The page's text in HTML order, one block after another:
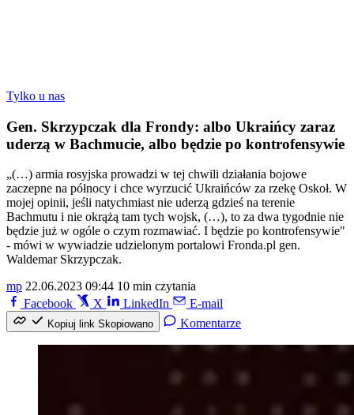
Tylko u nas
Gen. Skrzypczak dla Frondy: albo Ukraińcy zaraz
uderzą w Bachmucie, albo będzie po kontrofensywie
„(…) armia rosyjska prowadzi w tej chwili działania bojowe
zaczepne na północy i chce wyrzucić Ukraińców za rzekę Oskoł. W
mojej opinii, jeśli natychmiast nie uderzą gdzieś na terenie
Bachmutu i nie okrążą tam tych wojsk, (…), to za dwa tygodnie nie
będzie już w ogóle o czym rozmawiać. I będzie po kontrofensywie"
- mówi w wywiadzie udzielonym portalowi Fronda.pl gen.
Waldemar Skrzypczak.
mp 22.06.2023 09:44 10 min czytania
Facebook
X LinkedIn E-mail
Kopiuj link Skopiowano Komentarze